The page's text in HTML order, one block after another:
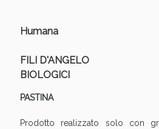
Humana
FILI D'ANGELO
BIOLOGICI
PASTINA
Prodotto realizzato solo con